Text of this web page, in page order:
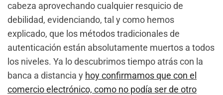
cabeza aprovechando cualquier resquicio de
debilidad, evidenciando, tal y como hemos
explicado, que los métodos tradicionales de
autenticación están absolutamente muertos a todos
los niveles. Ya lo descubrimos tiempo atrás con la
banca a distancia y hoy confirmamos que con el
comercio electrónico, como no podía ser de otro